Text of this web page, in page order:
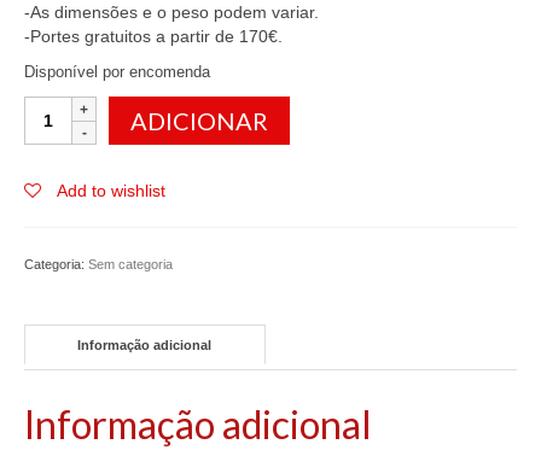
-As dimensões e o peso podem variar.
-Portes gratuitos a partir de 170€.
Disponível por encomenda
Quantidade
António
no
ADICIONAR
Add to wishlist
Categoria: Sem categoria
Informação adicional
Informação adicional